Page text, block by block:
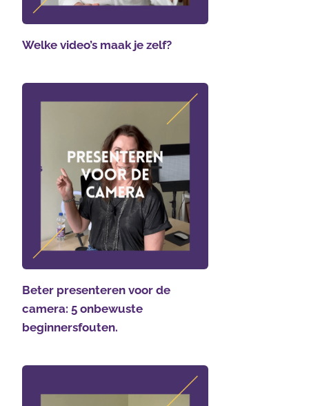
Welke video’s maak je zelf?
Beter presenteren voor de
camera: 5 onbewuste
beginnersfouten.